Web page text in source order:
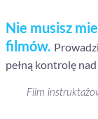
Nie musisz
filmów.
pełną kontrolę
Film